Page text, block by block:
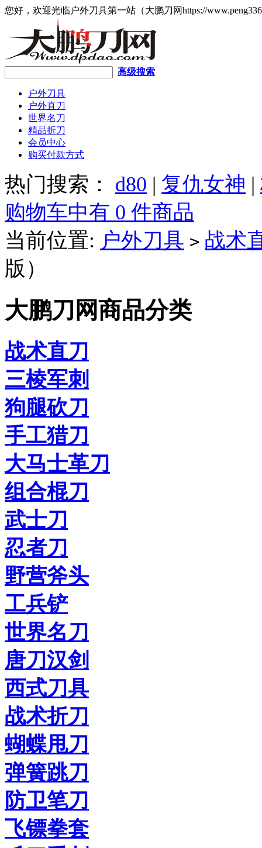
您好，欢迎光临户外刀具第一站（大鹏刀网https://
高级搜索
户外刀具
户外直刀
世界名刀
精品折刀
会员中心
购买付款方式
热门搜索： d80 | 复仇女神 |
购物车中有 0 件商品
当前位置: 户外刀具 > 战术
版）
大鹏刀网商品分类
战术直刀
三棱军刺
狗腿砍刀
手工猎刀
大马士革刀
组合棍刀
武士刀
忍者刀
野营斧头
工兵铲
世界名刀
唐刀汉剑
西式刀具
战术折刀
蝴蝶甩刀
弹簧跳刀
防卫笔刀
飞镖拳套